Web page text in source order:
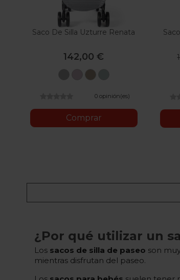
Saco De Silla Uzturre Renata
142,00 €
RosaPiedra
0 opinión(es)
Comprar
¿Por qué utilizar un
Los sacos de silla de paseo son
mientras disfrutan del paseo.